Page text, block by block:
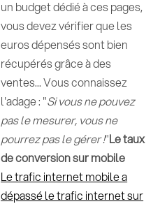
un budget dédié à ces pages,
vous devez vérifier que les
euros dépensés sont bien
récupérés grâce à des
ventes... Vous connaissez
l'adage : "Si vous ne pouvez
pas le mesurer, vous ne
pourrez pas le gérer !"Le taux
de conversion sur mobile
Le trafic internet mobile a
dépassé le trafic internet sur